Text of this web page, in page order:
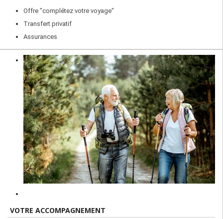
Offre "complétez votre voyage"
Transfert privatif
Assurances
VOTRE ACCOMPAGNEMENT